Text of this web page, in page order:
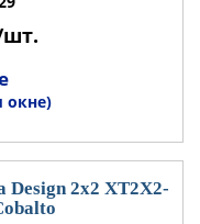
шт.
окне)
2x2 XT2X2-